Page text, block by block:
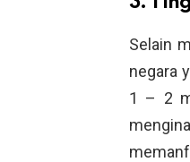
Selain
negara
1 – 2